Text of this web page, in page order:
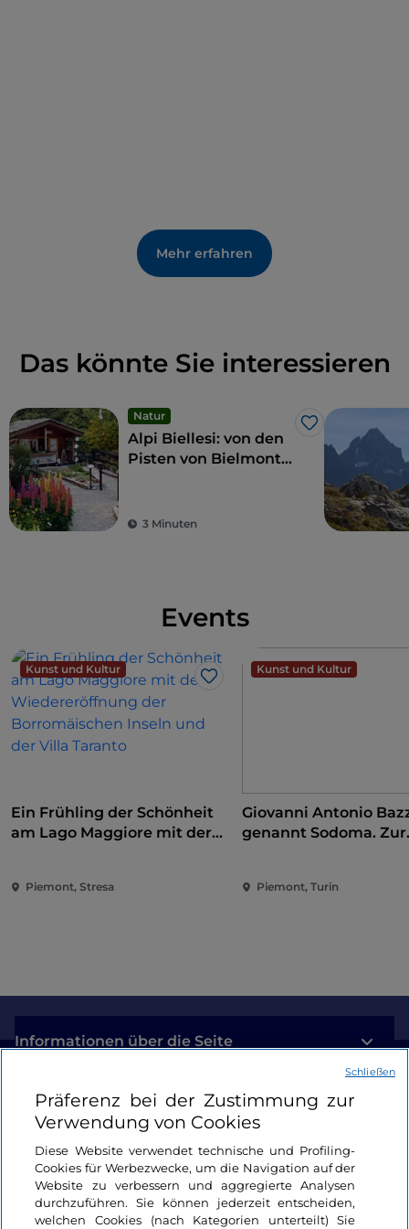
Mehr erfahren
Das könnte Sie interessieren
Natur
Like
Alpi Biellesi: von den
Pisten von Bielmonte
3 Minuten
Events
Kunst und Kultur
Like
Ein Frühling der Schönheit
am Lago Maggiore mit der
der Villa Taranto
Piemont, Stresa
Kunst und Kultur
Giovanni Antonio
genannt Sodoma. Zur
Piemont, Turin
Informationen über die Seite
Nützliche Links
Login
Bleiben wir in Kontakt
Präferenz bei der Zustimmung zur
Verwendung von Cookies
Diese Website verwendet technische und Profiling-
Cookies für Werbezwecke, um die Navigation auf der
Website zu verbessern und aggregierte Analysen
durchzuführen. Sie können jederzeit entscheiden,
welchen Cookies (nach Kategorien unterteilt) Sie
Schließen